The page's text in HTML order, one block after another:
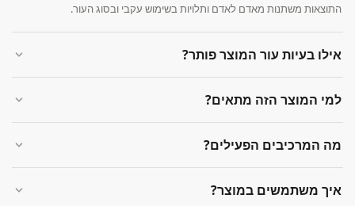
התוצאות משתנות מאדם לאדם ותלויות בשימוש עקבי ובסוג העור.
אילו בעיות עור המוצר פותר?
למי המוצר הזה מתאים?
מה המרכיבים הפעילים?
איך משתמשים במוצר?